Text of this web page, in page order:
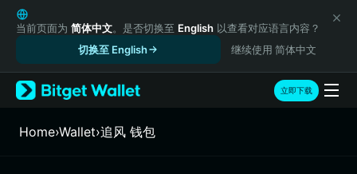
English
日本語
Русский
Español (Latinoamérica)
Türkçe
Italiano
当前页面为 简体中文。是否切换至 English 以查看对应语言内容？
切换至 English
继续使用 简体中文
立即下载
Home›Wallet›追风 钱包